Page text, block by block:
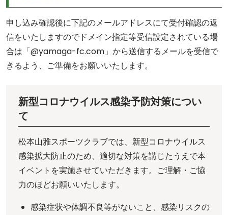
申し込み確認後に下記のメールアドレスにて受付確認の返
信をいたしますのでドメイン指定等受信設定されている場
合は「@yamaga-fc.com」から送信するメールを受信で
きるよう、ご準備をお願いいたします。
新型コロナウイルス感染予防対策につい
て
松本山雅スポーツクラブでは、新型コロナウイルス
感染拡大防止のため、適切な対策を講じたうえで本
イベントを実施させていただきます。ご理解・ご協
力のほどお願いいたします。
感染症状や体調不良等がないこと、感染リスクの